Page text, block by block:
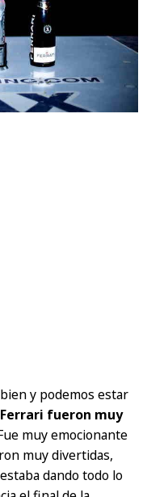
y podemos estar
fueron muy
muy emocionante
muy divertidas,
dando todo lo